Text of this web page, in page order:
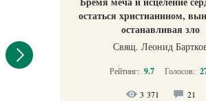
остаться христианином,
останавливая зло
Свящ. Леонид
Рейтинг: 9.7 Голосов:
3 371 21